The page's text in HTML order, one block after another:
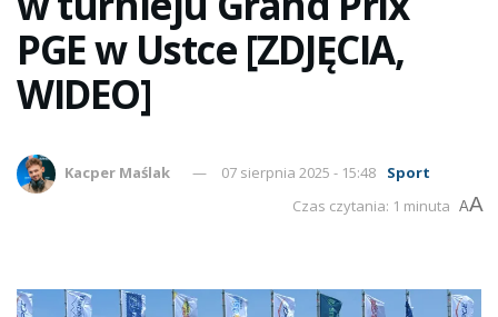
PGE w Ustce [ZDJĘCIA,
WIDEO]
Kacper Maślak 07 sierpnia 2025 - 15:48
Sport
Czas czytania: 1 minuta AA